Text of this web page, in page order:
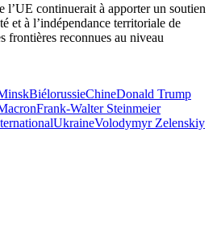
l’UE continuerait à apporter un soutien
et à l’indépendance territoriale de
frontières reconnues au niveau
BiélorussieChineDonald Trump
Frank-Walter Steinmeier
UkraineVolodymyr Zelenskiy